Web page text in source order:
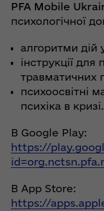
PFA Mobile
психологічної
алгоритми дій
інструкції для
травматичних
психоосвітні
психіка в кризі.
В Google Play:
https://
В App Store:
https://